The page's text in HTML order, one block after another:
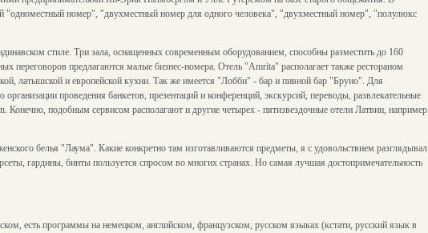
"одноместный номер", "двухместный номер для одного человека", "двухместный номер", "полулюкс
стиле. Три зала, оснащенных современным оборудованием, способны разместить до 160
переговоров предлагаются малые бизнес-номера. Отель "Amrita" располагает также рестораном
латышской и европейской кухни. Так же имеется "Лобби" - бар и пивной бар "Бруно". Для
проведения банкетов, презентаций и конференций, экскурсий, переводы, развлекательные
подобным сервисом располагают и другие четырех - пятизвездочные отели Латвии, например
белья "Лаума". Какие конкретно там изготавливаются предметы, я с удовольствием разглядывал
гардины, бинты пользуется спросом во многих странах. Но самая лучшая достопримечательность
есть программы на немецком, английском, французском, русском языках (кстати, русский язык в